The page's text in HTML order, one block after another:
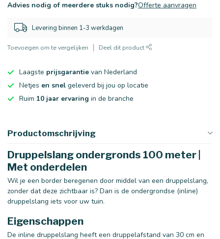
Advies nodig of meerdere stuks nodig?Offerte aanvragen
Levering binnen 1-3 werkdagen
Toevoegen om te vergelijken Deel dit product
Laagste prijsgarantie van Nederland
Netjes en snel geleverd bij jou op locatie
Ruim 10 jaar ervaring in de branche
Productomschrijving
Druppelslang ondergronds 100 meter |
Met onderdelen
Wil je een border beregenen door middel van een druppelslang,
zonder dat deze zichtbaar is? Dan is de ondergrondse (inline)
druppelslang iets voor uw tuin.
Eigenschappen
De inline druppelslang heeft een druppelafstand van 30 cm en